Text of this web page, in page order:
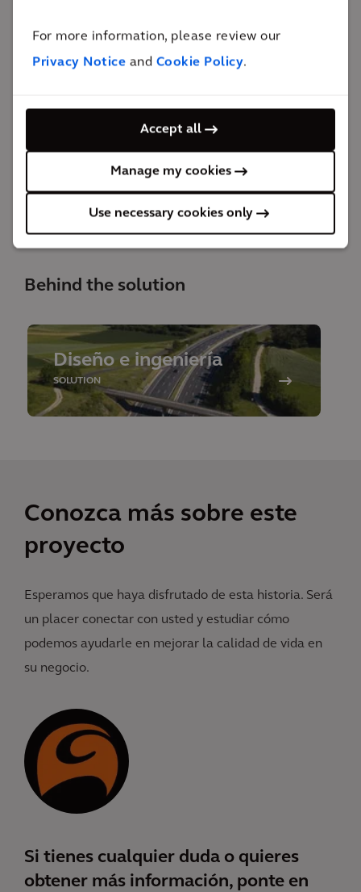
For more information, please review our
Privacy Notice and Cookie Policy.
Accept all
Manage my cookies
Use necessary cookies only
coches es un factor de gran importancia para reducir
la huella de carbono del transporte mediante
aire. Además, se espera que la nueva infraestructura
reduzca en 10 minutos el tiempo de trayecto para los
motoristas que lo usen y contribuya a reducir la
congestión del tráfico.
Behind the solution
Diseño e ingeniería
SOLUTION
Conozca más sobre este
proyecto
Esperamos que haya disfrutado de esta historia. Será
un placer conectar con usted y estudiar cómo
podemos ayudarle en mejorar la calidad de vida en
su negocio.
Si tienes cualquier duda o quieres
obtener más información, ponte en